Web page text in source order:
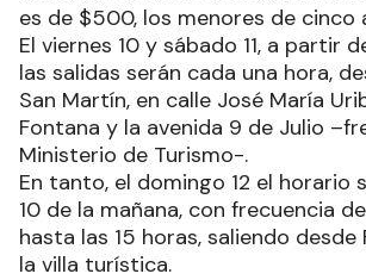
es de $500, los menores de cinco
El viernes 10 y sábado 11, a partir
las salidas serán cada una hora,
San Martín, en calle José María
Fontana y la avenida 9 de Julio
Ministerio de Turismo-.
En tanto, el domingo 12 el horario
10 de la mañana, con frecuencia
hasta las 15 horas, saliendo desde
la villa turística.